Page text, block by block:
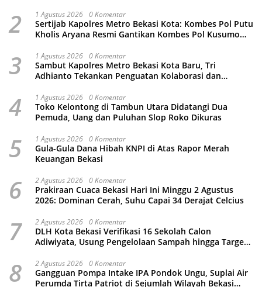
2 1 Agustus 2026 0 Komentar
Sertijab Kapolres Metro Bekasi Kota: Kombes Pol Putu
Kholis Aryana Resmi Gantikan Kombes Pol Kusumo
3 1 Agustus 2026 0 Komentar
Sambut Kapolres Metro Bekasi Kota Baru, Tri
Adhianto Tekankan Penguatan Kolaborasi dan
4 1 Agustus 2026 0 Komentar
Toko Kelontong di Tambun Utara Didatangi Dua
Pemuda, Uang dan Puluhan Slop Roko Dikuras
5 1 Agustus 2026 0 Komentar
Gula-Gula Dana Hibah KNPI di Atas Rapor Merah
Keuangan Bekasi
6 2 Agustus 2026 0 Komentar
Prakiraan Cuaca Bekasi Hari Ini Minggu 2 Agustus
2026: Dominan Cerah, Suhu Capai 34 Derajat Celcius
7 2 Agustus 2026 0 Komentar
DLH Kota Bekasi Verifikasi 16 Sekolah Calon
Adiwiyata, Usung Pengelolaan Sampah hingga Target
8 2 Agustus 2026 0 Komentar
Gangguan Pompa Intake IPA Pondok Ungu, Suplai Air
Perumda Tirta Patriot di Sejumlah Wilayah Bekasi